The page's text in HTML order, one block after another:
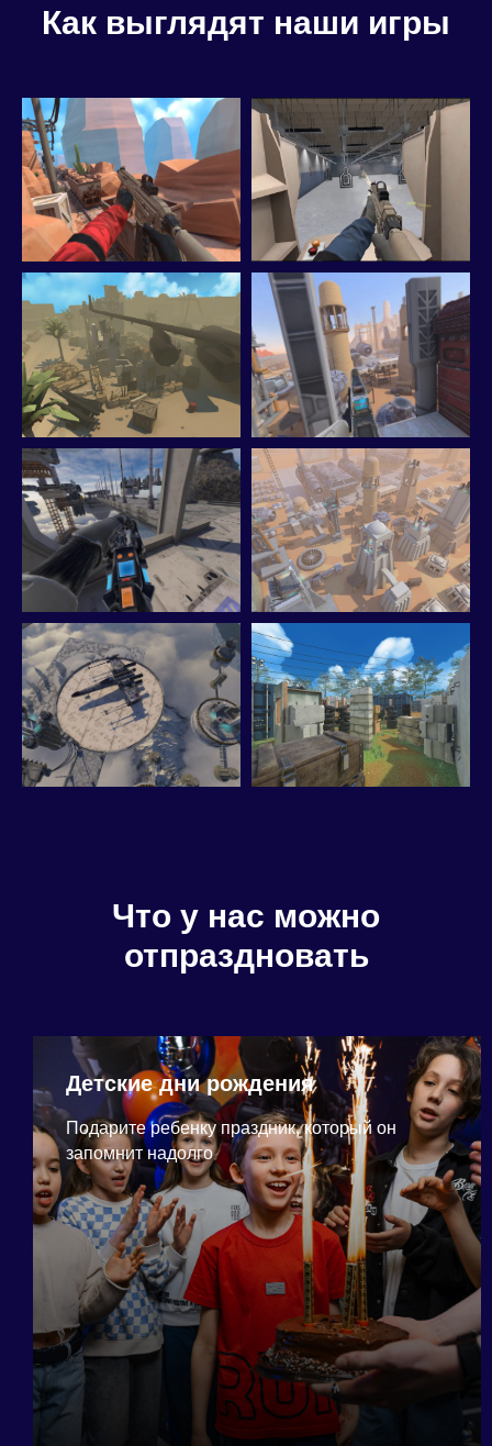
Как выглядят наши игры
Что у нас можно
отпраздновать
Детские дни рождения
Подарите ребенку праздник, который он
запомнит надолго